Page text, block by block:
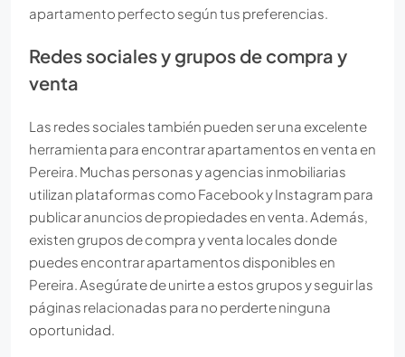
apartamento perfecto según tus preferencias.
Redes sociales y grupos de compra y
venta
Las redes sociales también pueden ser una excelente
herramienta para encontrar apartamentos en venta en
Pereira. Muchas personas y agencias inmobiliarias
utilizan plataformas como Facebook y Instagram para
publicar anuncios de propiedades en venta. Además,
existen grupos de compra y venta locales donde
puedes encontrar apartamentos disponibles en
Pereira. Asegúrate de unirte a estos grupos y seguir las
páginas relacionadas para no perderte ninguna
oportunidad.